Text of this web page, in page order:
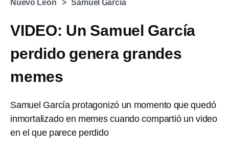
Nuevo León Samuel García
VIDEO: Un Samuel García
perdido genera grandes
memes
Samuel García protagonizó un momento que quedó
inmortalizado en memes cuando compartió un video
en el que parece perdido